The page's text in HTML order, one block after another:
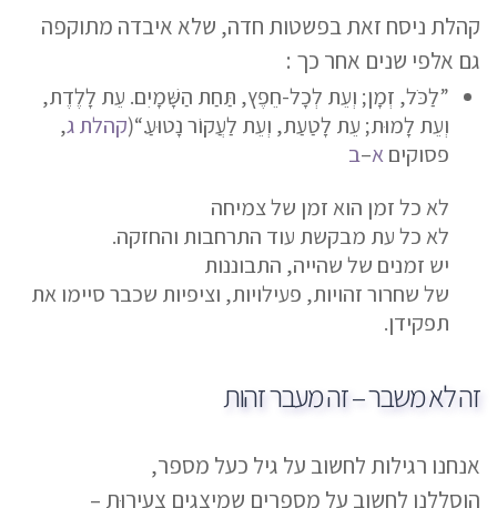
קהלת ניסח זאת בפשטות חדה, שלא איבדה מתוקפה
גם אלפי שנים אחר כך :
”לַכֹּל, זְמָן; וְעֵת לְכָל-חֵפֶץ, תַּחַת הַשָּׁמָיִם. עֵת לָלֶדֶת,
וְעֵת לָמוּת; עֵת לָטַעַת, וְעֵת לַעֲקוֹר נָטוּעַ.“(קהלת ג,
פסוקיםא–ב
לא כל זמן הוא זמן של צמיחה
לא כל עת מבקשת עוד התרחבות והחזקה.
יש זמנים של שהייה, התבוננות
של שחרור זהויות, פעילויות, וציפיות שכבר סיימו את
תפקידן.
זה לא משבר – זה מעבר זהות
אנחנו רגילות לחשוב על גיל כעל מספר,
הוסללנו לחשוב על מספרים שמיצגים צעירוּת –